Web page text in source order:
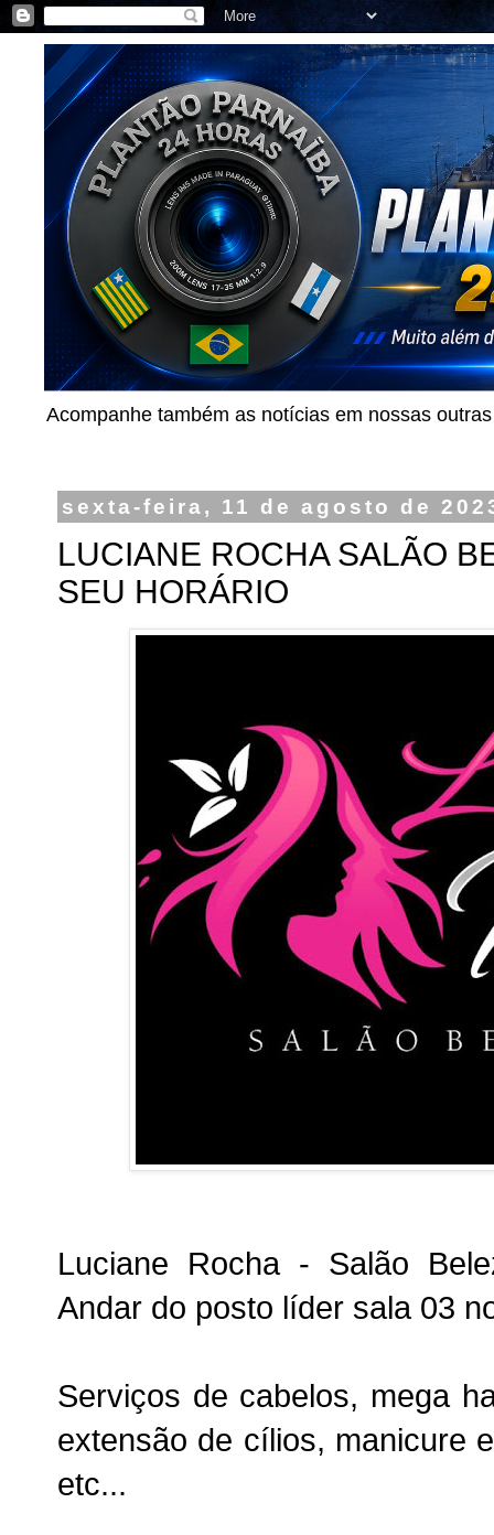
Acompanhe também as notícias em nossas
sexta-feira, 11 de agosto de
LUCIANE ROCHA SALÃO
SEU HORÁRIO
Luciane Rocha - Salão
Andar do posto líder sala 03
Serviços de cabelos, mega
extensão de cílios, manicure
etc...